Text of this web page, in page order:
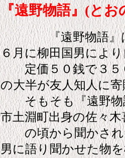
『遠野物語』(とお
『遠野物語
６月に柳田国男によ
定価５０銭で３５
の大半が友人知人に
そもそも『遠野物
市土淵町出身の佐々
の頃から聞かされ
男に語り聞かせた物